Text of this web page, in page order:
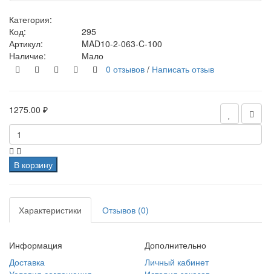
Категория:
Код:
295
Артикул:
MAD10-2-063-C-100
Наличие:
Мало
0 отзывов / Написать отзыв
1275.00 ₽
В корзину
Характеристики Отзывов (0)
Информация
Доставка
Дополнительно
Личный кабинет